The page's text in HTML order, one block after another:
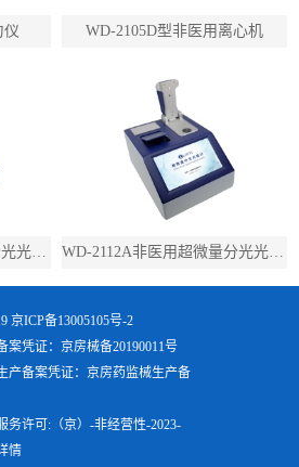
仪 WD-2105D型非医用离心机
WD-2112B非医用超微量分光光度计（带荧光） WD-2112A非医用超微量分光光度计（不带荧光）
京ICP备13005105号-2
案凭证：京房械备20190011号
产备案凭证：京房药监械生产备
务许可:（京）-非经营性-2023-
情